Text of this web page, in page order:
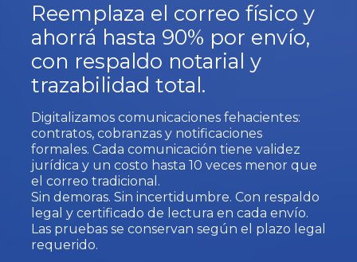
Reemplaza el correo físico y
ahorrá hasta 90% por envío,
con respaldo notarial y
trazabilidad total.
Digitalizamos comunicaciones fehacientes:
contratos, cobranzas y notificaciones
formales. Cada comunicación tiene validez
jurídica y un costo hasta 10 veces menor que
el correo tradicional.
Sin demoras. Sin incertidumbre. Con respaldo
legal y certificado de lectura en cada envío.
Las pruebas se conservan según el plazo legal
requerido.